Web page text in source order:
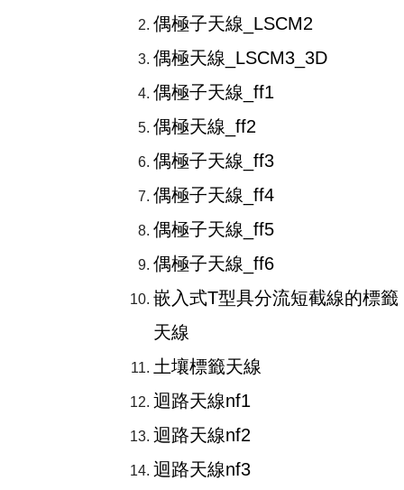
偶極子天線_LSCM2
偶極天線_LSCM3_3D
偶極子天線_ff1
偶極天線_ff2
偶極子天線_ff3
偶極子天線_ff4
偶極子天線_ff5
偶極子天線_ff6
嵌入式T型具分流短截線的標籤
天線
土壤標籤天線
迴路天線nf1
迴路天線nf2
迴路天線nf3